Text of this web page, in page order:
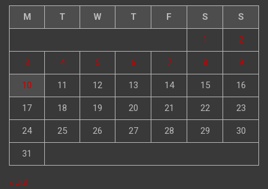
M T W T F S S
1 2
3 4 5 6 7 8 9
10 11 12 13 14 15 16
17 18 19 20 21 22 23
24 25 26 27 28 29 30
31
« Jul